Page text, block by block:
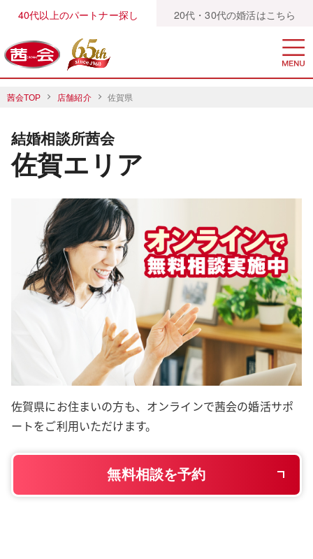
40代以上のパートナー探し 20代・30代の婚活はこちら
茜会TOP 店舗紹介 佐賀県
結婚相談所茜会
佐賀エリア
佐賀県にお住まいの方も、オンラインで茜会の婚活サポ
ートをご利用いただけます。
無料相談を予約